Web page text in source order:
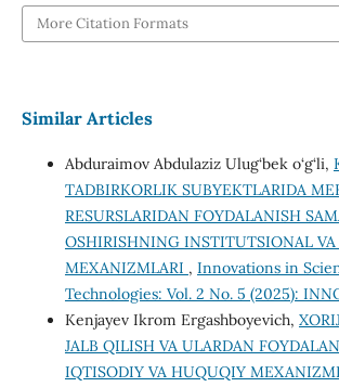
More Citation Formats
Similar Articles
Abduraimov Abdulaziz Ulug‘bek o‘g‘li,
TADBIRKORLIK SUBYEKTLARIDA
RESURSLARIDAN FOYDALANISH
OSHIRISHNING INSTITUTSIONAL
MEXANIZMLARI , Innovations in
Technologies: Vol. 2 No. 5 (2025):
Kenjayev Ikrom Ergashboyevich,
JALB QILISH VA ULARDAN
IQTISODIY VA HUQUQIY